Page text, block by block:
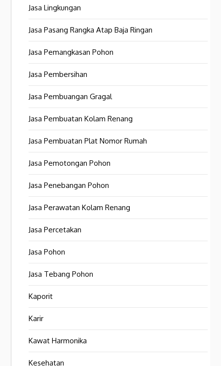
Jasa Lingkungan
Jasa Pasang Rangka Atap Baja Ringan
Jasa Pemangkasan Pohon
Jasa Pembersihan
Jasa Pembuangan Gragal
Jasa Pembuatan Kolam Renang
Jasa Pembuatan Plat Nomor Rumah
Jasa Pemotongan Pohon
Jasa Penebangan Pohon
Jasa Perawatan Kolam Renang
Jasa Percetakan
Jasa Pohon
Jasa Tebang Pohon
Kaporit
Karir
Kawat Harmonika
Kesehatan